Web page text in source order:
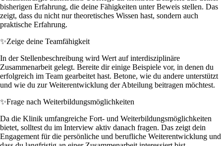
bisherigen Erfahrung, die deine Fähigkeiten unter Beweis stellen. Das
zeigt, dass du nicht nur theoretisches Wissen hast, sondern auch
praktische Erfahrung.
✨Zeige deine Teamfähigkeit
In der Stellenbeschreibung wird Wert auf interdisziplinäre
Zusammenarbeit gelegt. Bereite dir einige Beispiele vor, in denen du
erfolgreich im Team gearbeitet hast. Betone, wie du andere unterstützt
und wie du zur Weiterentwicklung der Abteilung beitragen möchtest.
✨Frage nach Weiterbildungsmöglichkeiten
Da die Klinik umfangreiche Fort- und Weiterbildungsmöglichkeiten
bietet, solltest du im Interview aktiv danach fragen. Das zeigt dein
Engagement für die persönliche und berufliche Weiterentwicklung und